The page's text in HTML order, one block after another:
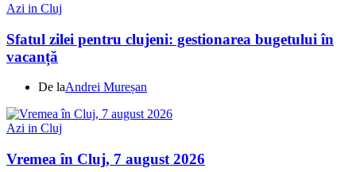
Azi in Cluj
Sfatul zilei pentru clujeni: gestionarea bugetului în
vacanță
De laAndrei Mureșan
Azi in Cluj
Vremea în Cluj, 7 august 2026